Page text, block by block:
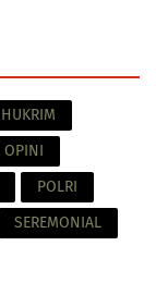
HUKRIM
OPINI
POLRI
SEREMONIAL